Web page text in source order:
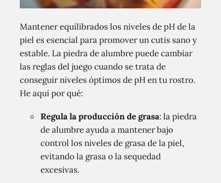
Mantener equilibrados los niveles de pH de la
piel es esencial para promover un cutis sano y
estable. La piedra de alumbre puede cambiar
las reglas del juego cuando se trata de
conseguir niveles óptimos de pH en tu rostro.
He aquí por qué:
Regula la producción de grasa: la piedra
de alumbre ayuda a mantener bajo
control los niveles de grasa de la piel,
evitando la grasa o la sequedad
excesivas.